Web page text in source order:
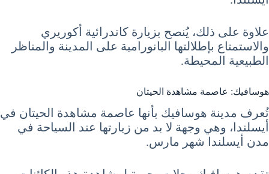
علاوة على ذلك، يُنصح بزيارة كاتدرائية أكوريري
والاستمتاع بإطلالتها البانورامية على المدينة والمناظر
الطبيعية المحيطة.
هوسافيك: عاصمة مشاهدة الحيتان
تُعرف مدينة هوسافيك بأنها عاصمة مشاهدة الحيتان في
أيسلندا، وهي وجهة لا بد من زيارتها عند السياحة في
مدن أيسلندا شهر مارس.